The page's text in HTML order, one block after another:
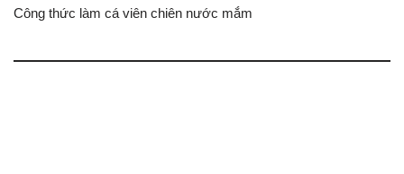
Công thức làm cá viên chiên nước mắm